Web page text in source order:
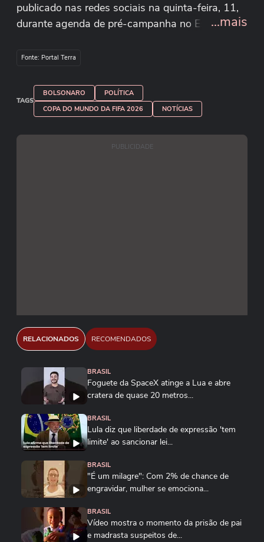
publicado nas redes sociais na quinta-feira, 11,
durante agenda de pré-campanha no Estado. “A
torcer pro Brasil, a gente vai botar a camisa do
Recentemente, às vésperas do Mundial, Lula já
havia dito que a esquerda terá de usar verde e
amarelo na Copa ‘para não deixar cores do Brasil
serem tomadas’.
Reprodução/flaviobolsonaro/Instagram
...mais
Fonte: Portal Terra
TAGS
BOLSONARO
POLÍTICA
COPA DO MUNDO DA FIFA 2026
NOTÍCIAS
PUBLICIDADE
RELACIONADOS RECOMENDADOS
BRASIL
Foguete da SpaceX atinge a Lua e abre
cratera de quase 20 metros...
BRASIL
Lula diz que liberdade de expressão 'tem
limite' ao sancionar lei...
BRASIL
"É um milagre": Com 2% de chance de
engravidar, mulher se emociona...
BRASIL
Vídeo mostra o momento da prisão de pai
e madrasta suspeitos de...